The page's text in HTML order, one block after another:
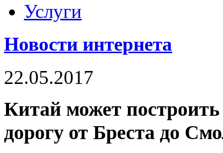
Услуги
Новости интернета
22.05.2017
Китай может
дорогу от Бреста до